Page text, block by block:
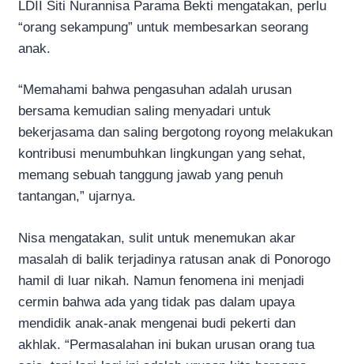
LDII Siti Nurannisa Parama Bekti mengatakan, perlu
“orang sekampung” untuk membesarkan seorang
anak.
“Memahami bahwa pengasuhan adalah urusan
bersama kemudian saling menyadari untuk
bekerjasama dan saling bergotong royong melakukan
kontribusi menumbuhkan lingkungan yang sehat,
memang sebuah tanggung jawab yang penuh
tantangan,” ujarnya.
Nisa mengatakan, sulit untuk menemukan akar
masalah di balik terjadinya ratusan anak di Ponorogo
hamil di luar nikah. Namun fenomena ini menjadi
cermin bahwa ada yang tidak pas dalam upaya
mendidik anak-anak mengenai budi pekerti dan
akhlak. “Permasalahan ini bukan urusan orang tua